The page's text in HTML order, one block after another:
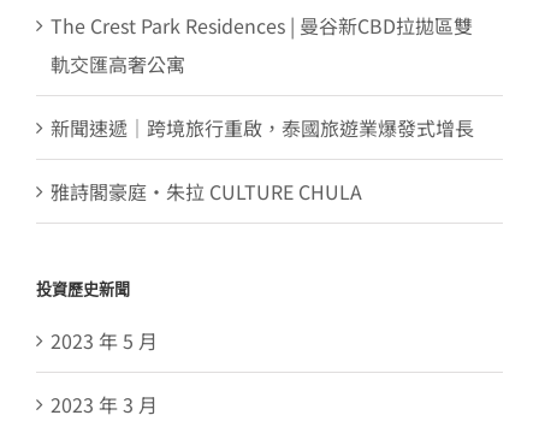
The Crest Park Residences | 曼谷新CBD拉拋區雙
軌交匯高奢公寓
新聞速遞｜跨境旅行重啟，泰國旅遊業爆發式增長
雅詩閣豪庭・朱拉 CULTURE CHULA
投資歷史新聞
2023 年 5 月
2023 年 3 月